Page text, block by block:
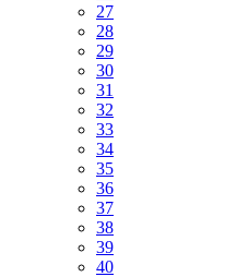
27
28
29
30
31
32
33
34
35
36
37
38
39
40